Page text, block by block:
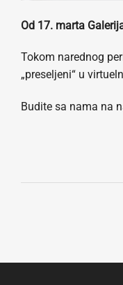
Od 17. marta
Tokom narednog
„preseljeni“ u
Budite sa nama na